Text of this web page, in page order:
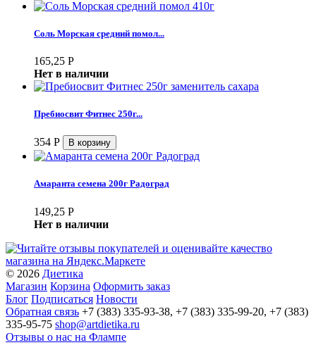
Соль Морская средний помол...
165,25 Р
Нет в наличии
Пребиосвит Фитнес 250г...
354 Р
Амаранта семена 200г Радоград
149,25 Р
Нет в наличии
© 2026 Диетика
Магазин Корзина Оформить заказ
Блог Подписаться Новости
Обратная связь +7 (383) 335-93-38, +7 (383) 335-99-20, +7 (383)
335-95-75 shop@artdietika.ru
Отзывы о нас на Флампе